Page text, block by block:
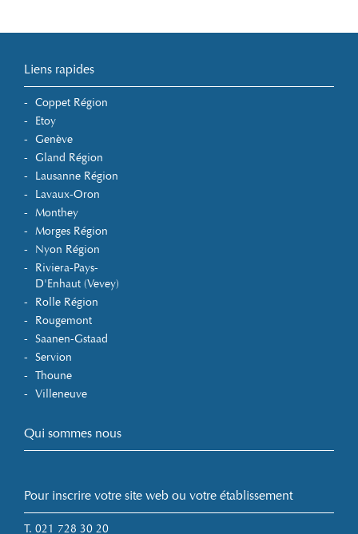
Liens rapides
Coppet Région
Etoy
Genève
Gland Région
Lausanne Région
Lavaux-Oron
Monthey
Morges Région
Nyon Région
Riviera-Pays-
D'Enhaut (Vevey)
Rolle Région
Rougemont
Saanen-Gstaad
Servion
Thoune
Villeneuve
Qui sommes nous
Pour inscrire votre site web ou votre établissement
T. 021 728 30 20